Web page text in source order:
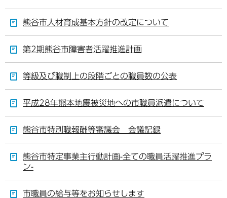
熊谷市人材育成基本方針の改定について
第2期熊谷市障害者活躍推進計画
等級及び職制上の段階ごとの職員数の公表
平成28年熊本地震被災地への市職員派遣について
熊谷市特別職報酬等審議会 会議記録
熊谷市特定事業主行動計画-全ての職員活躍推進プラ
ン-
市職員の給与等をお知らせします